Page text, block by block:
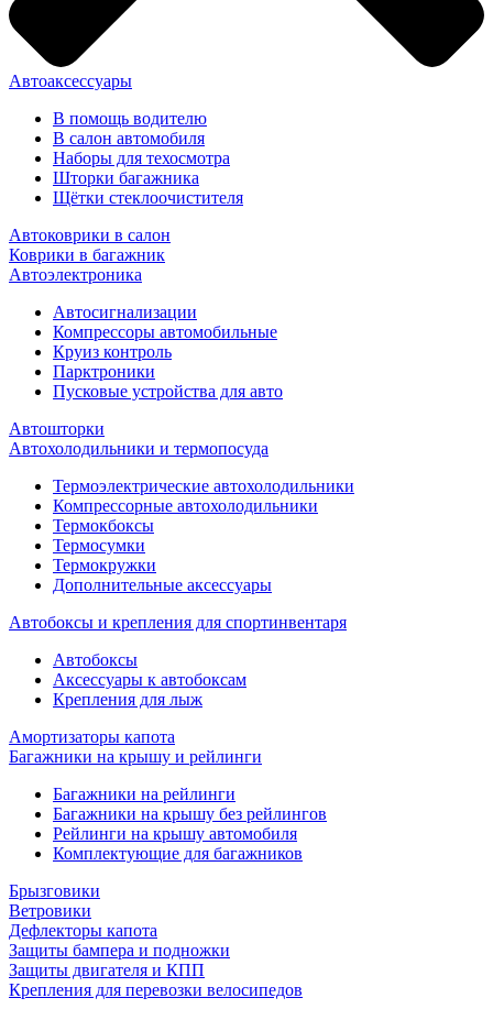
Автоаксессуары
В помощь водителю
В салон автомобиля
Наборы для техосмотра
Шторки багажника
Щётки стеклоочистителя
Автоковрики в салон
Коврики в багажник
Автоэлектроника
Автосигнализации
Компрессоры автомобильные
Круиз контроль
Парктроники
Пусковые устройства для авто
Автошторки
Автохолодильники и термопосуда
Термоэлектрические автохолодильники
Компрессорные автохолодильники
Термокбоксы
Термосумки
Термокружки
Дополнительные аксессуары
Автобоксы и крепления для спортинвентаря
Автобоксы
Аксессуары к автобоксам
Крепления для лыж
Амортизаторы капота
Багажники на крышу и рейлинги
Багажники на рейлинги
Багажники на крышу без рейлингов
Рейлинги на крышу автомобиля
Комплектующие для багажников
Брызговики
Ветровики
Дефлекторы капота
Защиты бампера и подножки
Защиты двигателя и КПП
Крепления для перевозки велосипедов